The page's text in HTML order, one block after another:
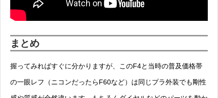
まとめ
握ってみればすぐに分かりますが、このF4と当時の普及価格帯
の一眼レフ（ニコンだったらF60など）は同じプラ外装でも剛性